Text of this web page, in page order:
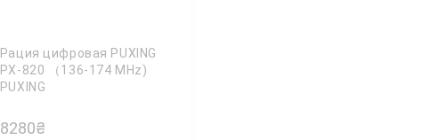
Рация цифровая PUXING
PX-820 （136-174 MHz)
PUXING
8280₴